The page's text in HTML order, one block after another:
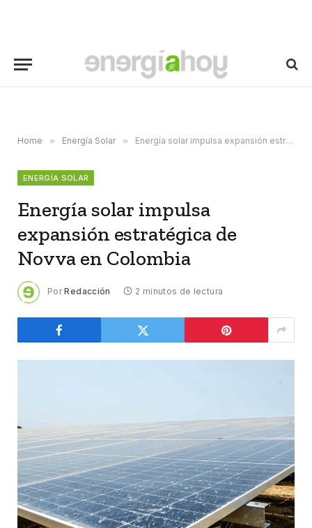
Home » Energía Solar » Energía solar impulsa expansión estratégica de Novva en Colombia
ENERGÍA SOLAR
Energía solar impulsa
expansión estratégica de
Novva en Colombia
Por Redacción 2 minutos de lectura